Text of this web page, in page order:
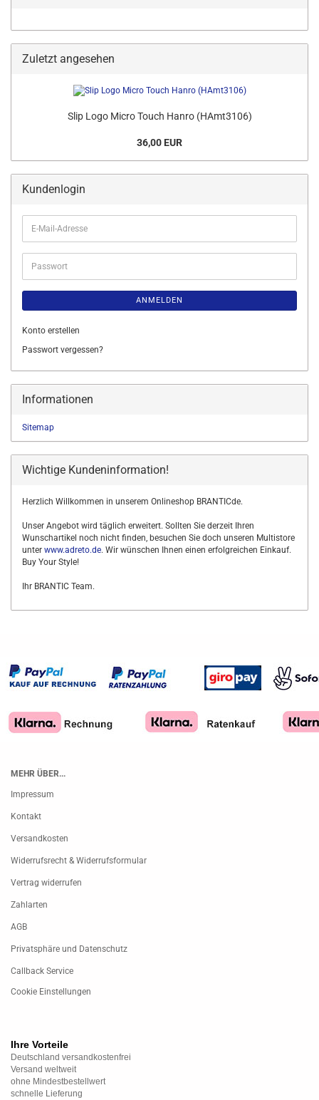
Zuletzt angesehen
Slip Logo Micro Touch Hanro (HAmt3106)
36,00 EUR
Kundenlogin
E-
Mail-
Adresse
Passwort
ANMELDEN
Konto erstellen
Passwort vergessen?
Informationen
Sitemap
Wichtige Kundeninformation!
Herzlich Willkommen in unserem Onlineshop BRANTICde.
Unser Angebot wird täglich erweitert. Sollten Sie derzeit Ihren
Wunschartikel noch nicht finden, besuchen Sie doch unseren Multistore
unter www.adreto.de. Wir wünschen Ihnen einen erfolgreichen Einkauf.
Buy Your Style!
Ihr BRANTIC Team.
MEHR ÜBER...
Impressum
Kontakt
Versandkosten
Widerrufsrecht & Widerrufsformular
Vertrag widerrufen
Zahlarten
AGB
Privatsphäre und Datenschutz
Callback Service
Cookie Einstellungen
Ihre Vorteile
Deutschland versandkostenfrei
Versand weltweit
ohne Mindestbestellwert
schnelle Lieferung